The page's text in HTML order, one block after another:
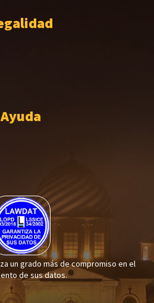
Ayuda
un grado más de compromiso en el
de sus datos.